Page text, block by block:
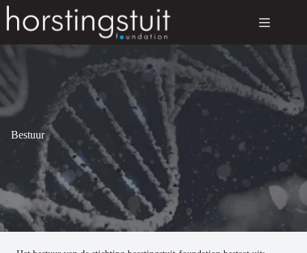
Ga
naar
de
inhoud
Bestuur